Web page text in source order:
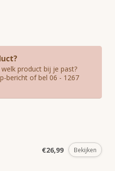
product bij je past?
bericht of bel 06 - 1267
€26,99 Bekijken